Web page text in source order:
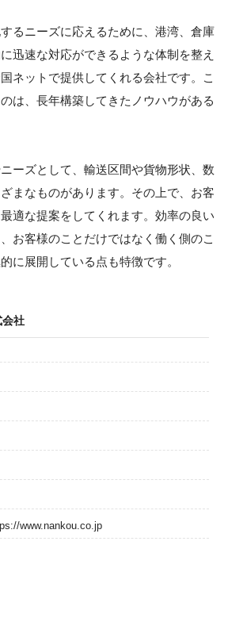
るニーズに応えるために、港湾、倉庫
迅速な対応ができるような体制を整え
ネットで提供してくれる会社です。こ
は、長年構築してきたノウハウがある
ーズとして、輸送区間や貨物形状、数
まなものがあります。その上で、お客
適な提案をしてくれます。効率の良い
お客様のことだけではなく働く側のこ
に展開している点も特徴です。
会社
www.nankou.co.jp